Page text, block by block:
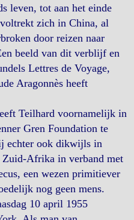
leven, tot aan het einde
zich in China, al
door reizen naar
beeld van dit verblijf en
Lettres de Voyage,
Aragonnès heeft
Teilhard voornamelijk in
Gren Foundation te
echter ook dikwijls in
Zuid-Afrika in verband met
een wezen primitiever
nog geen mens.
10 april 1955